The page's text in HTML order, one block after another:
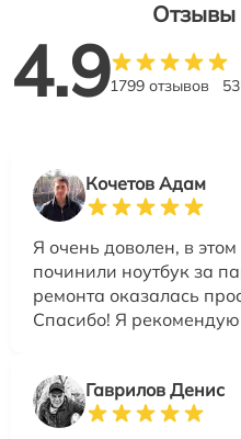
Отзывы
4.91799 отзывов
Кочетов Адам
Я очень доволен, в
починили ноутбук за
ремонта оказалась
Спасибо! Я
Гаврилов Денис